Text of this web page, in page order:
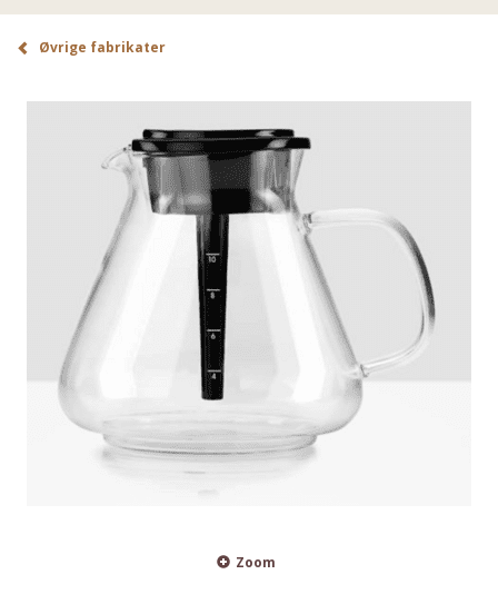
Øvrige fabrikater
Zoom